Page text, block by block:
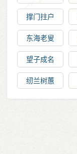
撑门拄户
东海老叟
望子成名
纫兰树蕙